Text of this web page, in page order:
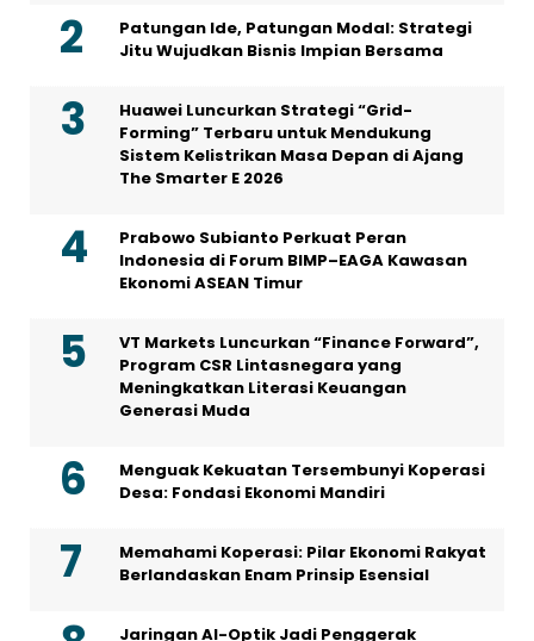
Patungan Ide, Patungan Modal: Strategi
Jitu Wujudkan Bisnis Impian Bersama
Huawei Luncurkan Strategi “Grid-
Forming” Terbaru untuk Mendukung
Sistem Kelistrikan Masa Depan di Ajang
The Smarter E 2026
Prabowo Subianto Perkuat Peran
Indonesia di Forum BIMP–EAGA Kawasan
Ekonomi ASEAN Timur
VT Markets Luncurkan “Finance Forward”,
Program CSR Lintasnegara yang
Meningkatkan Literasi Keuangan
Generasi Muda
Menguak Kekuatan Tersembunyi Koperasi
Desa: Fondasi Ekonomi Mandiri
Memahami Koperasi: Pilar Ekonomi Rakyat
Berlandaskan Enam Prinsip Esensial
Jaringan AI-Optik Jadi Penggerak